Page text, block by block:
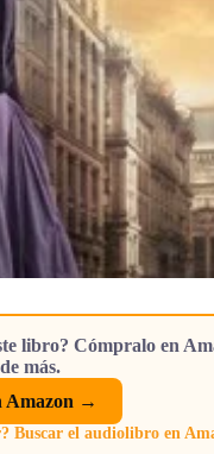
libro? Cómpralo en
más.
Amazon →
Buscar el audiolibro en